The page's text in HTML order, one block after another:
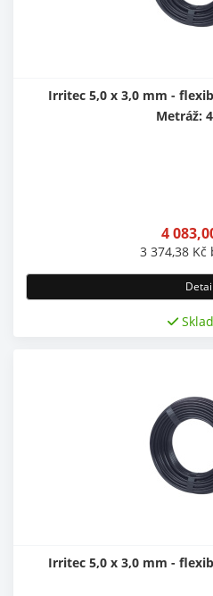
Irritec 5,0 x 3,0 mm -
Metráž:
4
3 374,38 Kč
Detail
Irritec 5,0 x 3,0 mm -